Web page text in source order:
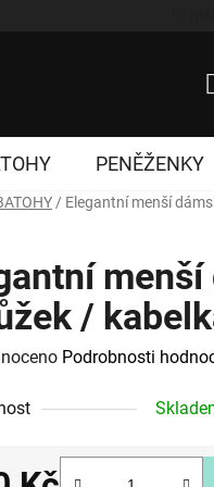
PENĚŽENKY
/ Elegantní menší
/
Podrobnosti